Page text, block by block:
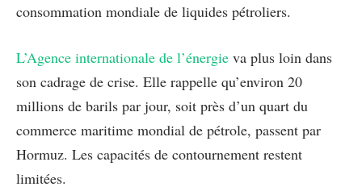
consommation mondiale de liquides pétroliers.
L’Agence internationale de l’énergie va plus loin dans
son cadrage de crise. Elle rappelle qu’environ 20
millions de barils par jour, soit près d’un quart du
commerce maritime mondial de pétrole, passent par
Hormuz. Les capacités de contournement restent
limitées.